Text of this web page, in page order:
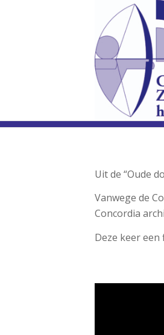
Uit de “Oude
Vanwege de
Concordia
Deze keer een